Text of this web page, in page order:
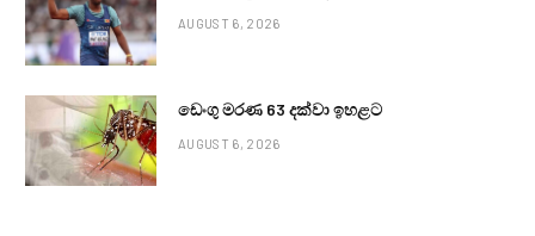
AUGUST 6, 2026
ඩෙංගු මරණ 63 දක්වා ඉහළට
AUGUST 6, 2026